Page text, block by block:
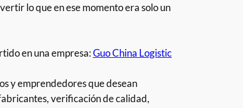
lo que en ese momento era solo un
en una empresa:Guo China Logistic
y emprendedores que desean
verificación de calidad,